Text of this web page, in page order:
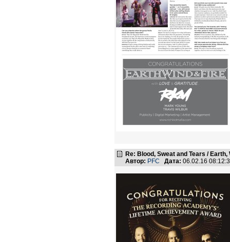
Re: Blood, Sweat and Tears / Earth,
Автор: PFC Дата: 06.02.16